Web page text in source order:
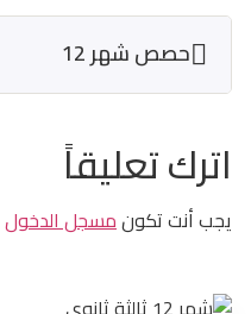
حصص شهر 12
اترك تعليقاً
يجب أنت تكونمسجل الدخول